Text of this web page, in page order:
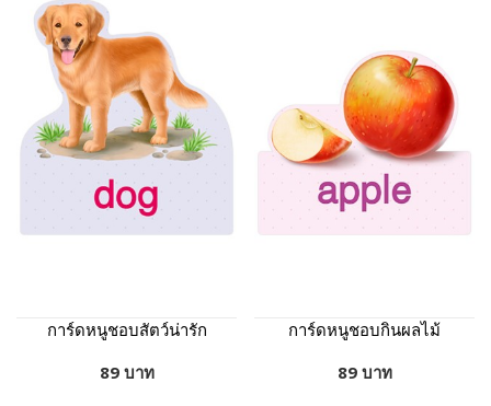
การ์ดหนูชอบสัตว์น่ารัก
89 บาท
การ์ดหนูชอบกินผลไม้
89 บาท